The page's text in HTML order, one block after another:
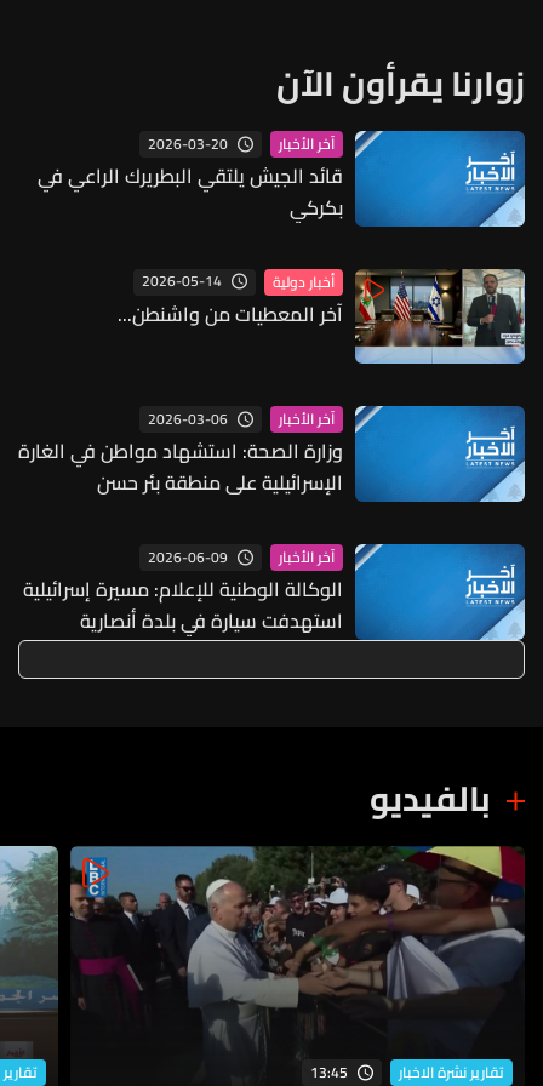
زوارنا يقرأون الآن
آخر الأخبار 2026-03-20
قائد الجيش يلتقي البطريرك الراعي في
بكركي
أخبار دولية 2026-05-14
آخر المعطيات من واشنطن...
آخر الأخبار 2026-03-06
وزارة الصحة: استشهاد مواطن في الغارة
الإسرائيلية على منطقة بئر حسن
آخر الأخبار 2026-06-09
الوكالة الوطنية للإعلام: مسيرة إسرائيلية
استهدفت سيارة في بلدة أنصارية
بالفيديو
تقارير نشرة الاخبار 13:45